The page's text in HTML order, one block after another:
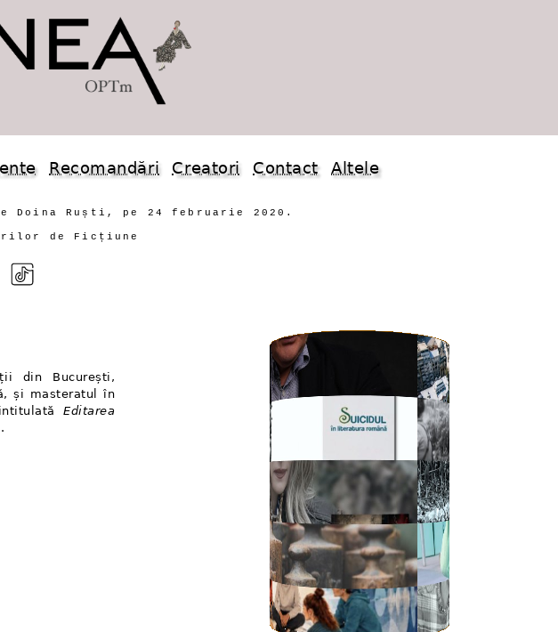
Recomandări Creatori Contact Altele
Ruști, pe 24 februarie 2020.
de Ficțiune
din București,
și masteratul în
intitulatăEditarea
.